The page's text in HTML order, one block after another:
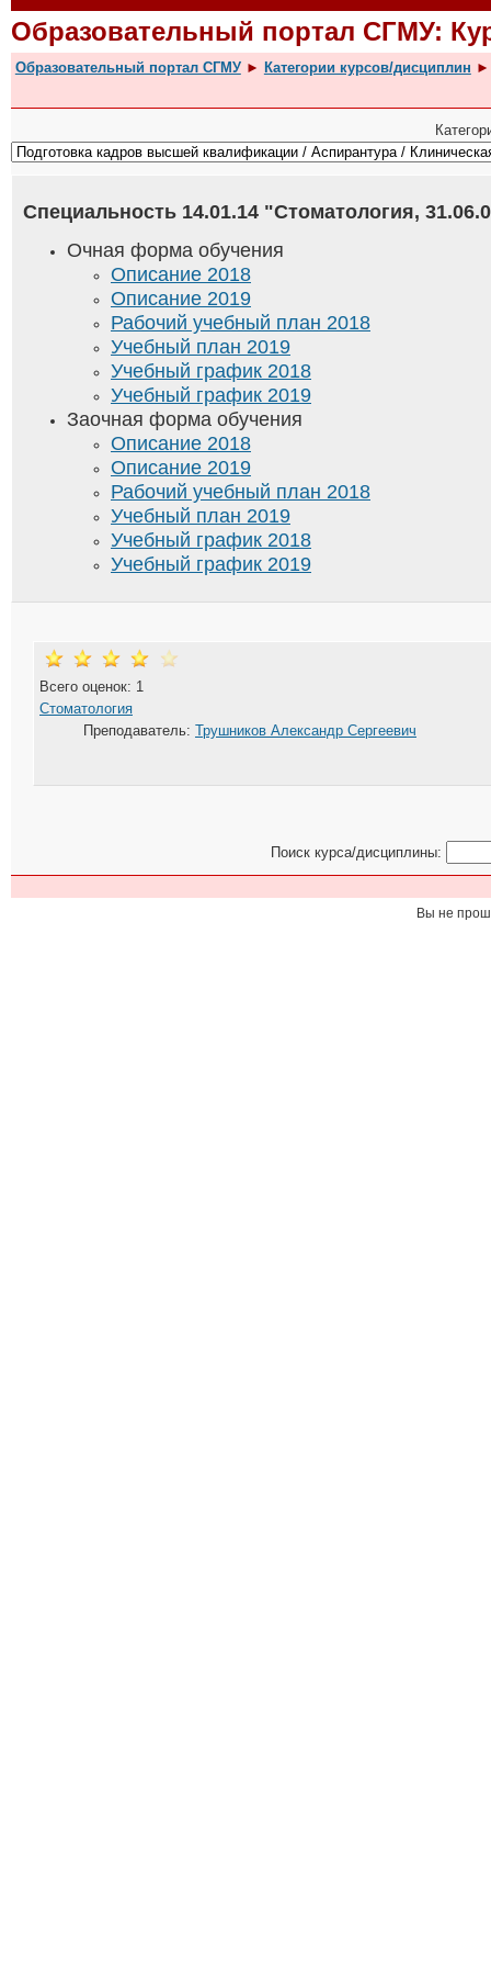
Образовательный портал СГМУ:
Образовательный портал СГМУ ► Категории курсов/дисциплин ►
Специальность 14.01.14 "Стоматология,
Очная форма обучения
Описание 2018
Описание 2019
Рабочий учебный план 2018
Учебный план 2019
Учебный график 2018
Учебный график 2019
Заочная форма обучения
Описание 2018
Описание 2019
Рабочий учебный план 2018
Учебный план 2019
Учебный график 2018
Учебный график 2019
Всего оценок: 1
Стоматология
Преподаватель:
Трушников Александр Сергеевич
Поиск курса/дисциплины:
Вы не